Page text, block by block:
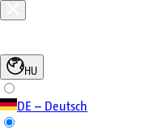
HU
DE – Deutsch